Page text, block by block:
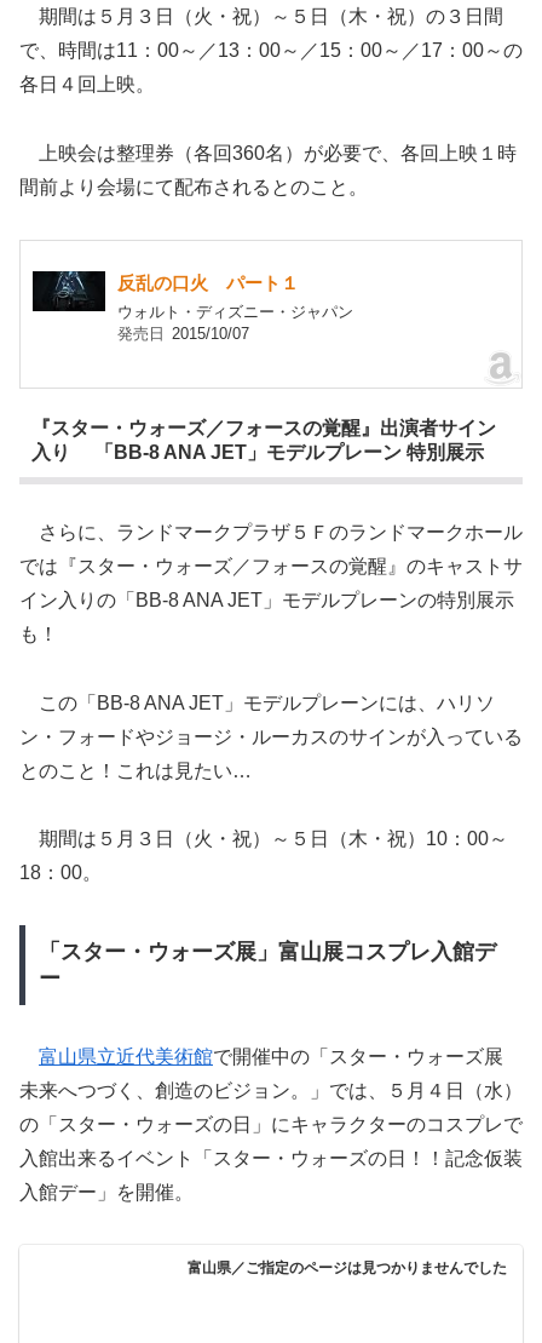
期間は５月３日（火・祝）～５日（木・祝）の３日間
で、時間は11：00～／13：00～／15：00～／17：00～の
各日４回上映。
上映会は整理券（各回360名）が必要で、各回上映１時
間前より会場にて配布されるとのこと。
反乱の口火 パート１
ウォルト・ディズニー・ジャパン
発売日
2015/10/07
『スター・ウォーズ／フォースの覚醒』出演者サイン
入り 「BB-8 ANA JET」モデルプレーン 特別展示
さらに、ランドマークプラザ５Ｆのランドマークホール
では『スター・ウォーズ／フォースの覚醒』のキャストサ
イン入りの「BB-8 ANA JET」モデルプレーンの特別展示
も！
この「BB-8 ANA JET」モデルプレーンには、ハリソ
ン・フォードやジョージ・ルーカスのサインが入っている
とのこと！これは見たい…
期間は５月３日（火・祝）～５日（木・祝）10：00～
18：00。
「スター・ウォーズ展」富山展コスプレ入館デ
ー
富山県立近代美術館で開催中の「スター・ウォーズ展
未来へつづく、創造のビジョン。」では、５月４日（水）
の「スター・ウォーズの日」にキャラクターのコスプレで
入館出来るイベント「スター・ウォーズの日！！記念仮装
入館デー」を開催。
富山県／ご指定のページは見つかりませんでした